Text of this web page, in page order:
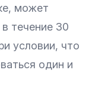
может
в течение 30
условии, что
один и